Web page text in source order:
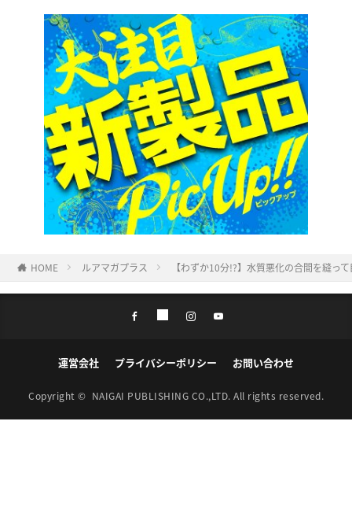
HOME ルアマガプラス 【わずか10分!?】水質悪化の合間を縫っ
運営会社 プライバシーポリシー お問い合わせ
Copyright © NAIGAI PUBLISHING CO.,LTD. All rights reserved.